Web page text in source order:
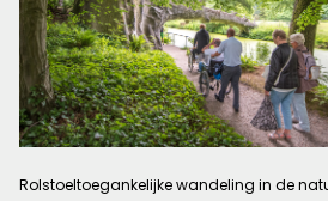
Rolstoeltoegankelijke wandeling in de